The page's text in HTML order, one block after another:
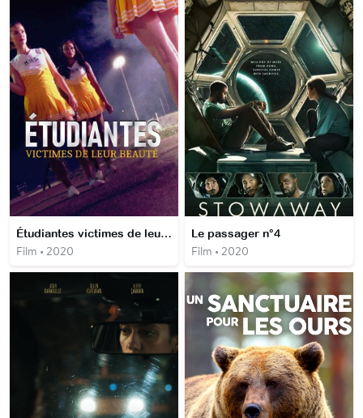
Étudiantes victimes de leur beauté
Film • 2020
Le passager n°4
Film • 2020